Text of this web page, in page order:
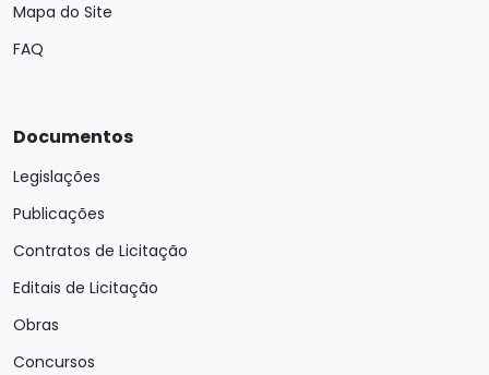
Mapa do Site
FAQ
Documentos
Legislações
Publicações
Contratos de Licitação
Editais de Licitação
Obras
Concursos